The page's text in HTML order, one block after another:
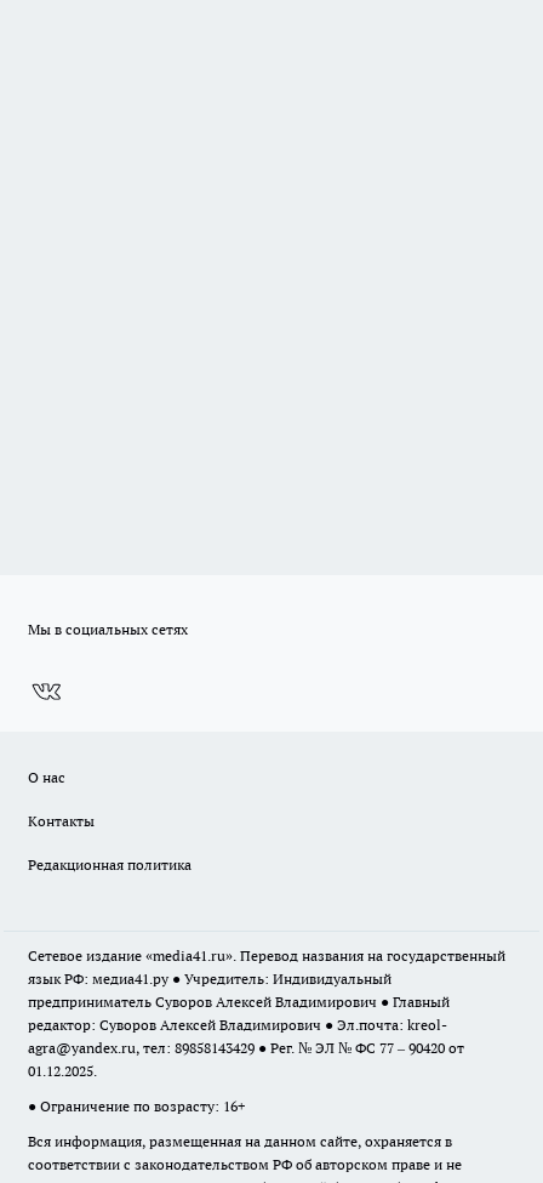
Мы в социальных сетях
О нас
Контакты
Редакционная политика
Сетевое издание «media41.ru». Перевод названия на государственный
язык РФ: медиа41.ру ● Учредитель: Индивидуальный
предприниматель Суворов Алексей Владимирович ● Главный
редактор: Суворов Алексей Владимирович ● Эл.почта: kreol-
agra@yandex.ru, тел: 89858143429 ● Рег. № ЭЛ № ФС 77 – 90420 от
01.12.2025.
● Ограничение по возрасту: 16+
Вся информация, размещенная на данном сайте, охраняется в
соответствии с законодательством РФ об авторском праве и не